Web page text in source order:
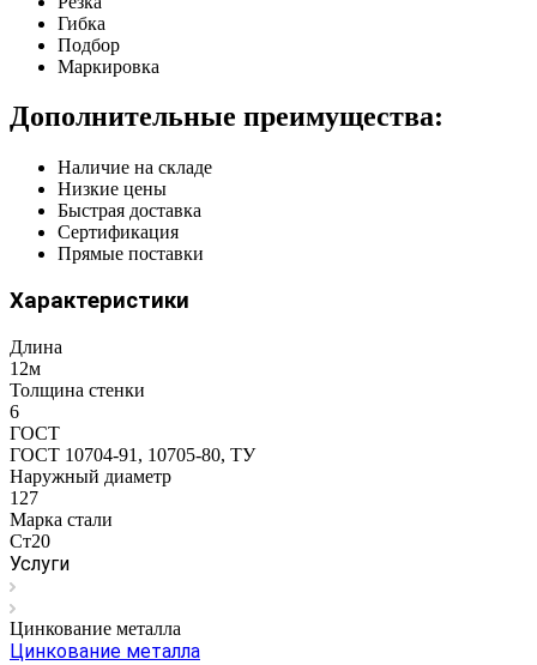
Гибка
Подбор
Маркировка
Дополнительные преимущества:
Наличие на складе
Низкие цены
Быстрая доставка
Сертификация
Прямые поставки
Характеристики
Длина
12м
Толщина стенки
6
ГОСТ
ГОСТ 10704-91, 10705-80, ТУ
Наружный диаметр
127
Марка стали
Ст20
Услуги
Цинкование металла
Цинкование металла